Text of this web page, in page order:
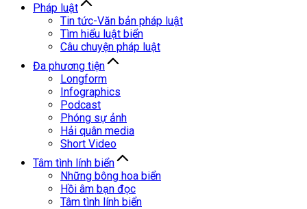
Pháp luật
Tin tức-Văn bản pháp luật
Tìm hiểu luật biển
Câu chuyện pháp luật
Đa phương tiện
Longform
Infographics
Podcast
Phóng sự ảnh
Hải quân media
Short Video
Tâm tình lính biển
Những bông hoa biển
Hồi âm bạn đọc
Tâm tình lính biển